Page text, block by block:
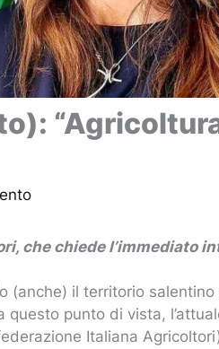
che chiede l’immediato
(anche) il territorio
punto di vista,
Italiana